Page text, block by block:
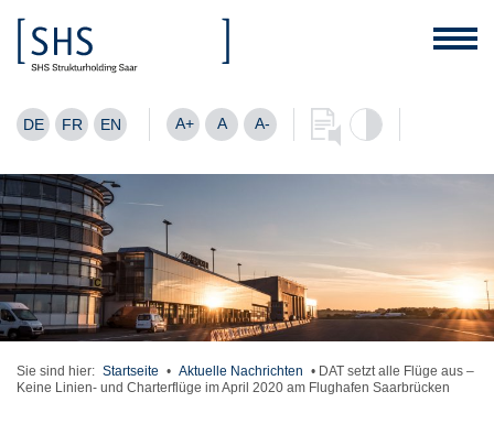
DE FR EN A+ A A-
Sie sind hier: Startseite • Aktuelle Nachrichten • DAT setzt alle Flüge aus –
Keine Linien- und Charterflüge im April 2020 am Flughafen Saarbrücken